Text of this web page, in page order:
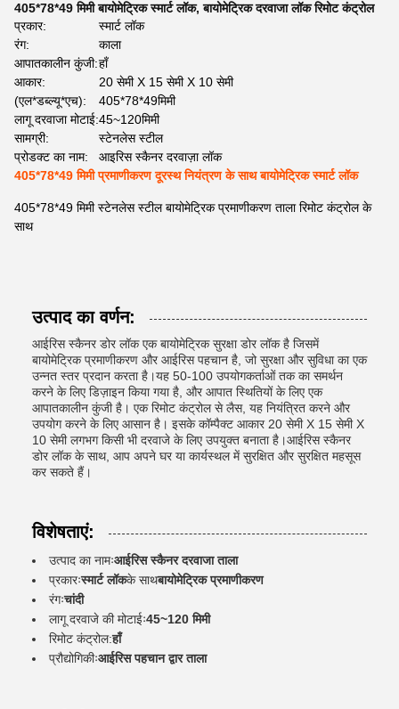
405*78*49 मिमी बायोमेट्रिक स्मार्ट लॉक,बायोमेट्रिक दरवाजा लॉक रिमोट कंट्रोल
प्रकार:
स्मार्ट लॉक
रंग:
काला
आपातकालीन कुंजी:हाँ
आकार:
20 सेमी X 15 सेमी X 10 सेमी
(एल*डब्ल्यू*एच):
405*78*49मिमी
लागू दरवाजा मोटाई:45~120मिमी
सामग्री:
स्टेनलेस स्टील
प्रोडक्ट का नाम:
आइरिस स्कैनर दरवाज़ा लॉक
405*78*49 मिमी प्रमाणीकरण दूरस्थ नियंत्रण के साथ बायोमेट्रिक स्मार्ट लॉक
405*78*49 मिमी स्टेनलेस स्टील बायोमेट्रिक प्रमाणीकरण ताला रिमोट कंट्रोल के
साथ
उत्पाद का वर्णन:
आईरिस स्कैनर डोर लॉक एक बायोमेट्रिक सुरक्षा डोर लॉक है जिसमें
बायोमेट्रिक प्रमाणीकरण और आईरिस पहचान है, जो सुरक्षा और सुविधा का एक
उन्नत स्तर प्रदान करता है।यह 50-100 उपयोगकर्ताओं तक का समर्थन
करने के लिए डिज़ाइन किया गया है, और आपात स्थितियों के लिए एक
आपातकालीन कुंजी है। एक रिमोट कंट्रोल से लैस, यह नियंत्रित करने और
उपयोग करने के लिए आसान है। इसके कॉम्पैक्ट आकार 20 सेमी X 15 सेमी X
10 सेमी लगभग किसी भी दरवाजे के लिए उपयुक्त बनाता है।आईरिस स्कैनर
डोर लॉक के साथ, आप अपने घर या कार्यस्थल में सुरक्षित और सुरक्षित महसूस
कर सकते हैं।
विशेषताएं:
उत्पाद का नामःआईरिस स्कैनर दरवाजा ताला
प्रकारःस्मार्ट लॉकके साथबायोमेट्रिक प्रमाणीकरण
रंगःचांदी
लागू दरवाजे की मोटाईः45~120 मिमी
रिमोट कंट्रोल:हाँ
प्रौद्योगिकीःआईरिस पहचान द्वार ताला